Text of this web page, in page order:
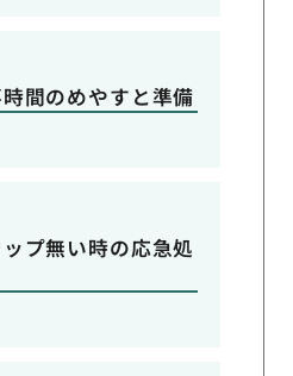
間のめやすと準備
プ無い時の応急処